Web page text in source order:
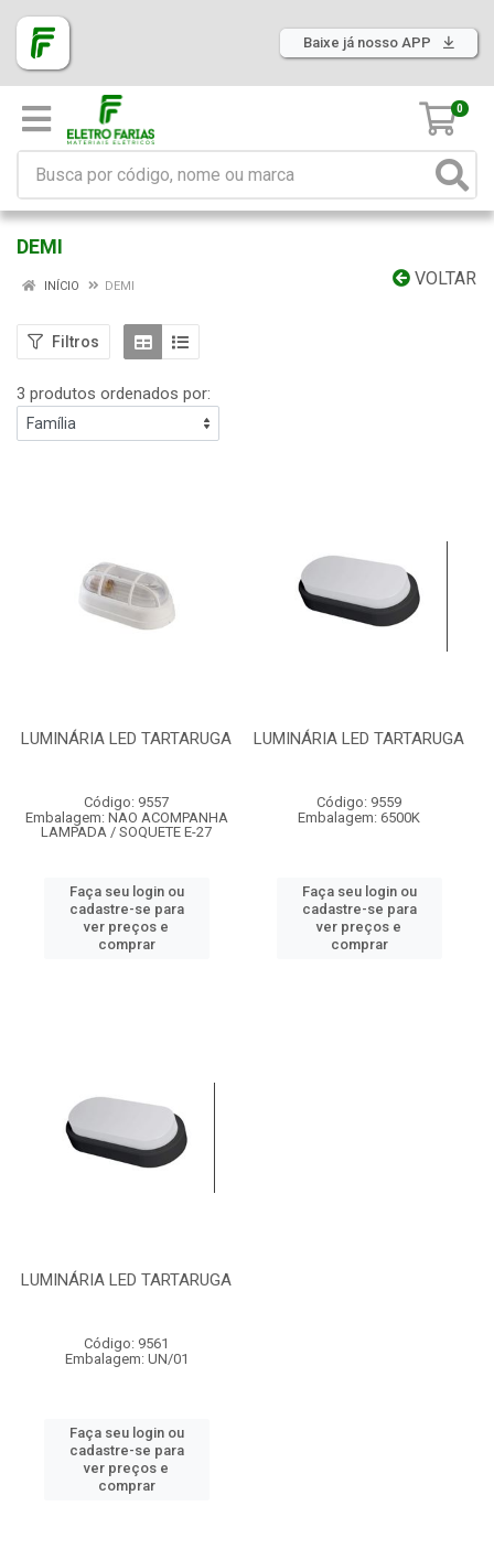
Baixe já nosso APP
0
DEMI
VOLTAR
INÍCIO DEMI
Filtros
3 produtos ordenados por:
LUMINÁRIA LED TARTARUGA
Código: 9557
Embalagem: NAO ACOMPANHA
LAMPADA / SOQUETE E-27
Faça seu login ou
cadastre-se para
ver preços e
comprar
LUMINÁRIA LED TARTARUGA
Código: 9559
Embalagem: 6500K
Faça seu login ou
cadastre-se para
ver preços e
comprar
LUMINÁRIA LED TARTARUGA
Código: 9561
Embalagem: UN/01
Faça seu login ou
cadastre-se para
ver preços e
comprar